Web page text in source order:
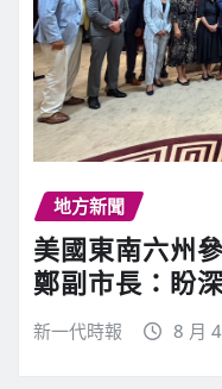
地方新聞
美國東南六州
鄭副市長：盼
新一代時報 8 月